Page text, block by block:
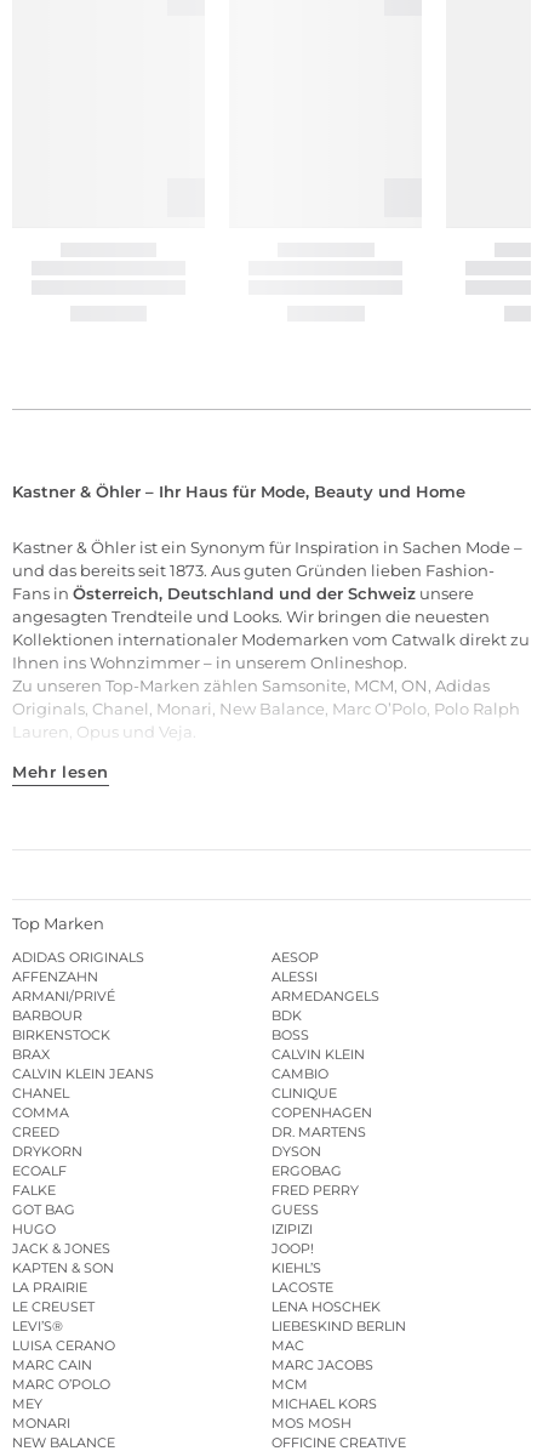
Kastner & Öhler – Ihr Haus für Mode, Beauty und Home
Kastner & Öhler ist ein Synonym für Inspiration in Sachen Mode –
und das bereits seit 1873. Aus guten Gründen lieben Fashion-
Fans in Österreich, Deutschland und der Schweiz unsere
angesagten Trendteile und Looks. Wir bringen die neuesten
Kollektionen internationaler Modemarken vom Catwalk direkt zu
Ihnen ins Wohnzimmer – in unserem Onlineshop.
Zu unseren Top-Marken zählen Samsonite, MCM, ON, Adidas
Originals, Chanel, Monari, New Balance, Marc O’Polo, Polo Ralph
Lauren, Opus und Veja.
Mehr lesen
Top Marken
ADIDAS ORIGINALS
AESOP
AFFENZAHN
ALESSI
ARMANI/PRIVÉ
ARMEDANGELS
BARBOUR
BDK
BIRKENSTOCK
BOSS
BRAX
CALVIN KLEIN
CALVIN KLEIN JEANS
CAMBIO
CHANEL
CLINIQUE
COMMA
COPENHAGEN
CREED
DR. MARTENS
DRYKORN
DYSON
ECOALF
ERGOBAG
FALKE
FRED PERRY
GOT BAG
GUESS
HUGO
IZIPIZI
JACK & JONES
JOOP!
KAPTEN & SON
KIEHL’S
LA PRAIRIE
LACOSTE
LE CREUSET
LENA HOSCHEK
LEVI’S®
LIEBESKIND BERLIN
LUISA CERANO
MAC
MARC CAIN
MARC JACOBS
MARC O’POLO
MCM
MEY
MICHAEL KORS
MONARI
MOS MOSH
NEW BALANCE
OFFICINE CREATIVE